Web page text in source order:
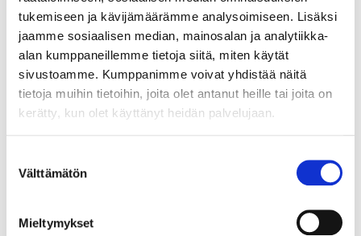
tukemiseen ja kävijämäärämme analysoimiseen. Lisäksi
jaamme sosiaalisen median, mainosalan ja analytiikka-
alan kumppaneillemme tietoja siitä, miten käytät
sivustoamme. Kumppanimme voivat yhdistää näitä
tietoja muihin tietoihin, joita olet antanut heille tai joita on
kerätty, kun olet käyttänyt heidän palvelujaan.
valinta
Välttämätön
Mieltymykset
Maksuneuvonta palvelee laskuihin ja
maksamiseen liittyvissä asioissa, ma-pe klo 8-20
Maksuvalvonta palvelee muistutus- ja
perintäkirjeisiin liittyvissä asioissa, ma-pe klo 8-
17
asiakaspalvelijat: ma-pe klo 8-18 (kuluttajat) ja